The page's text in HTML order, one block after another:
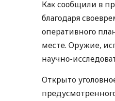
Как сообщили в
благодаря
оперативного
месте. Оружие,
научно-
Открыто